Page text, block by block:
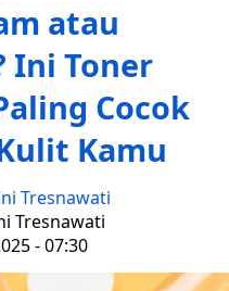
atau
Ini Toner
Cocok
Kamu
Tresnawati
Tresnawati
- 07:30